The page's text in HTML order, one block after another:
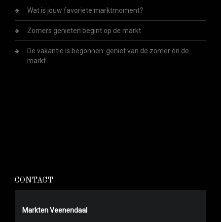
Wat is jouw favoriete marktmoment?
Zomers genieten begint op de markt
De vakantie is begonnen: geniet van de zomer én de
markt
CONTACT
Markten Veenendaal